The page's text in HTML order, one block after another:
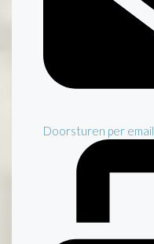
Doorsturen per email